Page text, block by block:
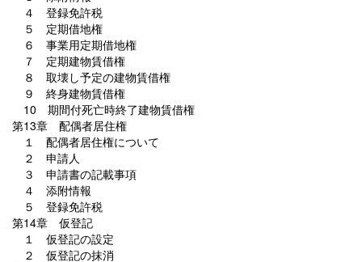
４ 登録免許税
５ 定期借地権
６ 事業用定期借地権
７ 定期建物賃借権
８ 取壊し予定の建物賃借権
９ 終身建物賃借権
10 期間付死亡時終了建物賃借権
第13章 配偶者居住権
１ 配偶者居住権について
２ 申請人
３ 申請書の記載事項
４ 添附情報
５ 登録免許税
第14章 仮登記
１ 仮登記の設定
２ 仮登記の抹消